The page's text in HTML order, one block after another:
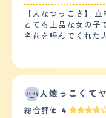
【人なつっこさ】
とても上品な女の子
名前を呼んでくれた人に甘
の犬種もさまざま
きさなのですが、そ
もらっています。 他の4頭とは近すぎず遠すぎずの関係を
保っていて、一緒に
ワという犬種ならで
人懐っこくて
総合評価 4